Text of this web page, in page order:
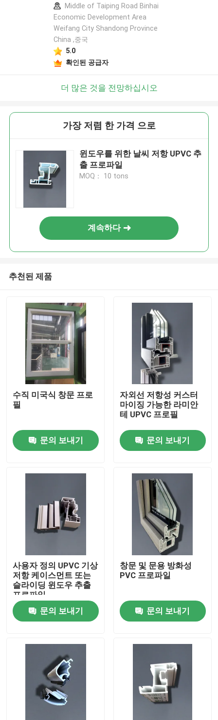
우리에 대하여
공장 여행
품질 관리
연락주세요
인용문을 요구하세요
UPVC 문 프로필
Middle of Taiping Road Binhai
Economic Development Area
Weifang City Shandong Province
China ,중국
5.0
확인된 공급자
더 많은 것을 전망하십시오
가장 저렴 한 가격 으로
윈도우를 위한 날씨 저항 UPVC 추
출 프로파일
MOQ： 10 tons
계속하다
추천된 제품
수직 미국식 창문 프로
필
문의 보내기
자외선 저항성 커스터
마이징 가능한 라미안
테 UPVC 프로필
문의 보내기
사용자 정의 UPVC 기상
저항 케이스먼트 또는
슬라이딩 윈도우 추출
프로파일
문의 보내기
창문 및 문용 방화성
PVC 프로파일
문의 보내기